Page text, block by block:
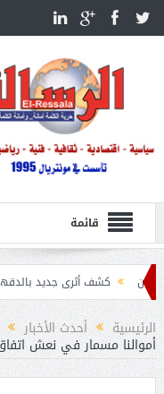
قائمة
أثرى جديد بالدقهلية يوثق
الرئيسية أحدث الأخبار
أموالنا مسمار في نعش